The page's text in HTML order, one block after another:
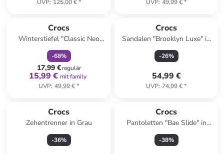
UVP: 125,00 €*
UVP: 49,99 €*
Crocs
Winterstiefel "Classic Neo
Puff" in Pink
-68%
17,99 €regulär
15,99 € mit family
UVP: 49,99 €*
Crocs
Sandalen "Brooklyn Luxe" in
Camel
-26%
54,99 €
UVP: 74,99 €*
Crocs
Zehentrenner in Grau
-36%
Crocs
Pantoletten "Bae Slide" in
Gelb
-38%